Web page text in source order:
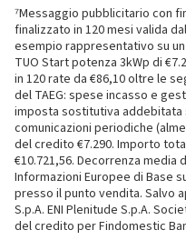
⁷Messaggio pubblicitario con
finalizzato in 120 mesi valida
esempio rappresentativo su
TUO Start potenza 3kWp di
in 120 rate da €86,10 oltre le
del TAEG: spese incasso e
imposta sostitutiva addebitata
comunicazioni periodiche
del credito €7.290. Importo
€10.721,56. Decorrenza media
Informazioni Europee di Base
presso il punto vendita. Salvo
S.p.A. ENI Plenitude S.p.A.
del credito per Findomestic